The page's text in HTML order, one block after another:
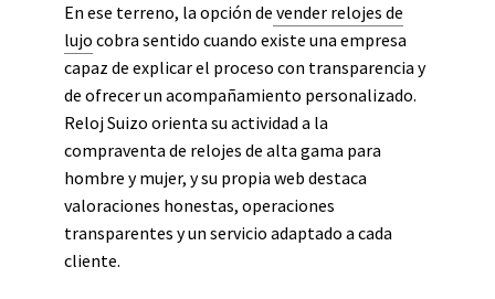
En ese terreno, la opción de vender relojes de
lujo cobra sentido cuando existe una empresa
capaz de explicar el proceso con transparencia y
de ofrecer un acompañamiento personalizado.
Reloj Suizo orienta su actividad a la
compraventa de relojes de alta gama para
hombre y mujer, y su propia web destaca
valoraciones honestas, operaciones
transparentes y un servicio adaptado a cada
cliente.